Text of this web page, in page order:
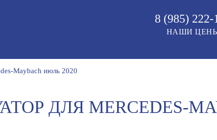
8 (985) 222-
НАШИ
Maybach июль 2020
ДЛЯ MERCEDES-